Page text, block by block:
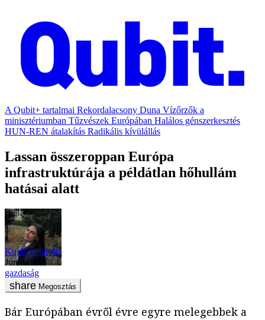
A Qubit+ tartalmai Rekordalacsony Duna Vízőrzők a
minisztériumban Tűzvészek Európában Halálos génszerkesztés
HUN-REN átalakítás Radikális kívülállás
Lassan összeroppan Európa
infrastruktúrája a példátlan hőhullám
hatásai alatt
Kuglics Sarolta
június 29.
gazdaság
Megosztás
Bár Európában évről évre egyre melegebbek a